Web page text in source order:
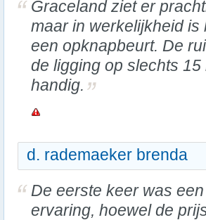
Graceland ziet er
maar in werkelijkheid is
een opknapbeurt. De
de ligging op slechts
handig.
d. rademaeker brenda
De eerste keer was
ervaring, hoewel de